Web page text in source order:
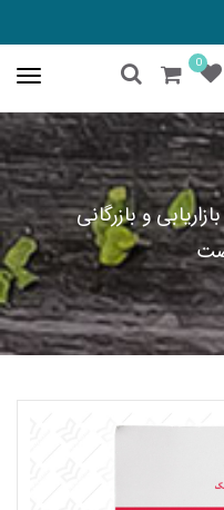
0
بازاریابی و بازرگانی